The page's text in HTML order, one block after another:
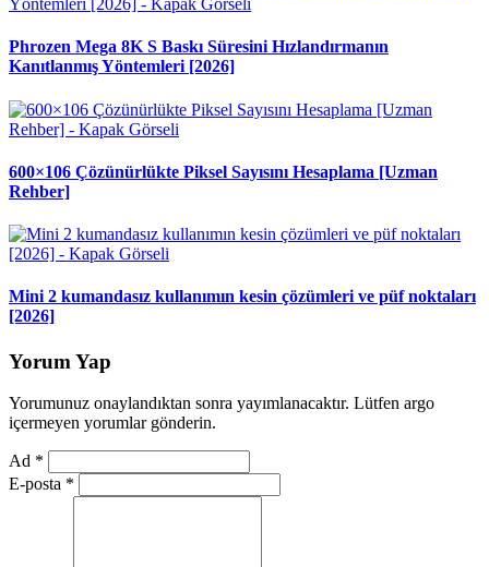
Phrozen Mega 8K S Baskı Süresini Hızlandırmanın
Kanıtlanmış Yöntemleri [2026]
600×106 Çözünürlükte Piksel Sayısını Hesaplama [Uzman
Rehber]
Mini 2 kumandasız kullanımın kesin çözümleri ve püf noktaları
[2026]
Yorum Yap
Yorumunuz onaylandıktan sonra yayımlanacaktır. Lütfen argo
içermeyen yorumlar gönderin.
Ad *
E-posta *